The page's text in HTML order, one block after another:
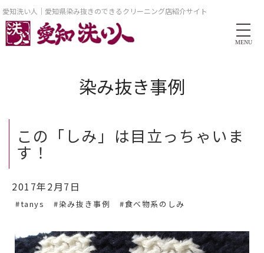
愛知洗い人｜愛知県染み抜きのできるクリーニング店紹介サイト
MENU
染み抜き事例
この「しみ」は目立っちゃいま
す！
2017年2月7日
#tanys #染み抜き事例 #食べ物系のしみ